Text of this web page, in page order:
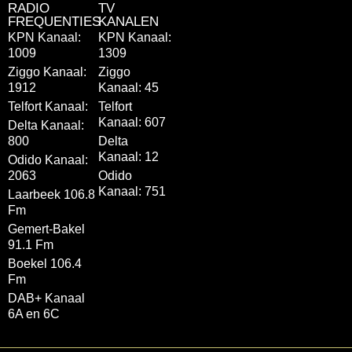
RADIO
FREQUENTIES
KPN Kanaal:
1009
Ziggo Kanaal:
1912
Telfort Kanaal:
Delta Kanaal:
800
Odido Kanaal:
2063
Laarbeek 106.8
Fm
Gemert-Bakel
91.1 Fm
Boekel 106.4
Fm
DAB+ Kanaal
6A en 6C
TV
KANALEN
KPN Kanaal:
1309
Ziggo
Kanaal: 45
Telfort
Kanaal: 607
Delta
Kanaal: 12
Odido
Kanaal: 751